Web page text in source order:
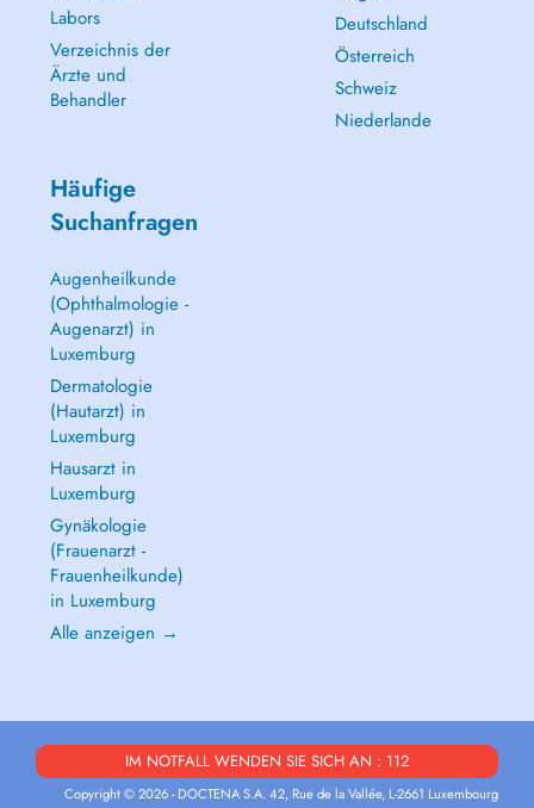
Labors
Verzeichnis der
Ärzte und
Behandler
Deutschland
Österreich
Schweiz
Niederlande
Häufige
Suchanfragen
Augenheilkunde
(Ophthalmologie -
Augenarzt) in
Luxemburg
Dermatologie
(Hautarzt) in
Luxemburg
Hausarzt in
Luxemburg
Gynäkologie
(Frauenarzt -
Frauenheilkunde)
in Luxemburg
Alle anzeigen →
IM NOTFALL WENDEN SIE SICH AN : 112
Copyright © 2026 - DOCTENA S.A. 42, Rue de la Vallée, L-2661 Luxembourg